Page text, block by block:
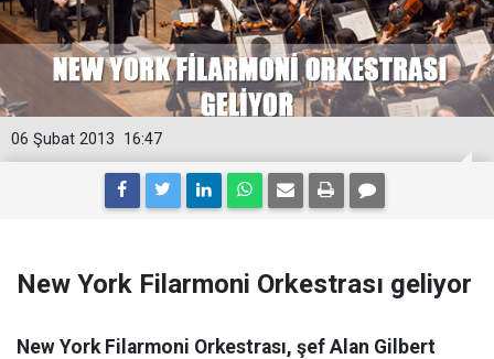
16:47
06 Şubat 2013
New York Filarmoni Orkestrası geliyor
New York Filarmoni Orkestrası, şef Alan Gilbert